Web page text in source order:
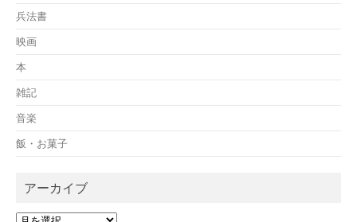
兵法書
映画
本
雑記
音楽
飯・お菓子
アーカイブ
ア